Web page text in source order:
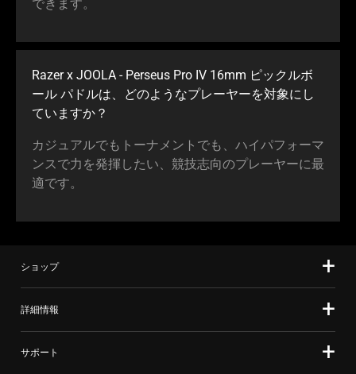
でき ます。
Razer x JOOLA - Perseus Pro IV 16mm ピックルボ
ール パドルは、どのようなプレーヤーを対象にし
ていま すか ？
カジュアルでもトーナメントでも、ハイパフォーマ
ンスで力を発揮したい、競技志向のプレーヤーに最
適です。
ショップ
詳細情報
サポート